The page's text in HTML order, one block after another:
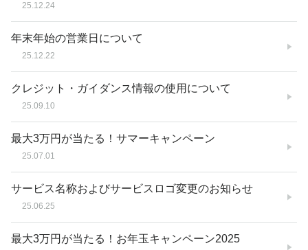
25.12.24
年末年始の営業日について
25.12.22
クレジット・ガイダンス情報の使用について
25.09.10
最大3万円が当たる！サマーキャンペーン
25.07.01
サービス名称およびサービスロゴ変更のお知らせ
25.06.25
最大3万円が当たる！お年玉キャンペーン2025